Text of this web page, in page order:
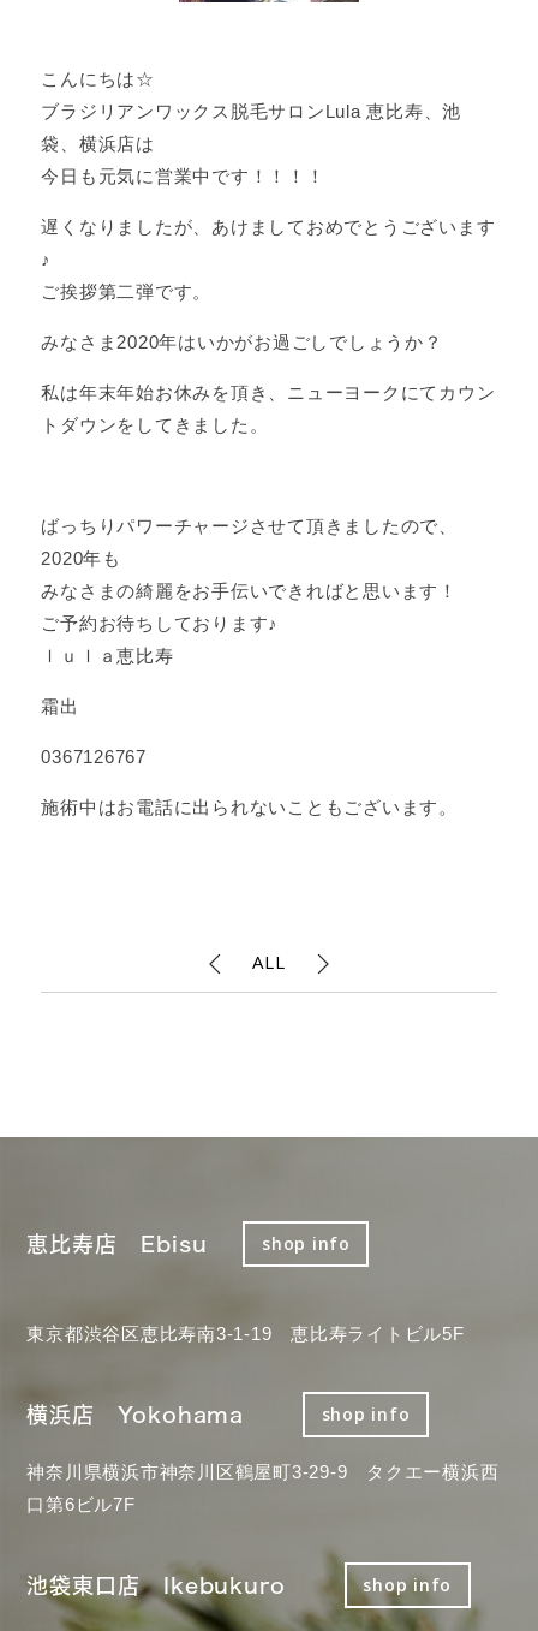
こんにちは☆
ブラジリアンワックス脱毛サロンLula 恵比寿、池
袋、横浜店は
今日も元気に営業中です！！！！
遅くなりましたが、あけましておめでとうございます
♪
ご挨拶第二弾です。
みなさま2020年はいかがお過ごしでしょうか？
私は年末年始お休みを頂き、ニューヨークにてカウン
トダウンをしてきました。
ばっちりパワーチャージさせて頂きましたので、
2020年も
みなさまの綺麗をお手伝いできればと思います！
ご予約お待ちしております♪
ｌｕｌａ恵比寿
霜出
0367126767
施術中はお電話に出られないこともございます。
ALL
恵比寿店 Ebisu shop info
東京都渋谷区恵比寿南3-1-19 恵比寿ライトビル5F
横浜店 Yokohama shop info
神奈川県横浜市神奈川区鶴屋町3-29-9 タクエー横浜西
口第6ビル7F
池袋東口店 Ikebukuro shop info